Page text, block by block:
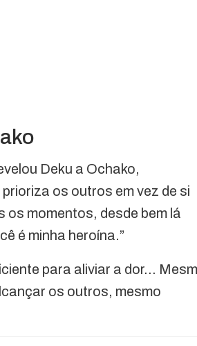
Deku a Ochako,
os outros em vez de si
momentos, desde bem lá
é minha heroína.”
para aliviar a dor…
os outros, mesmo